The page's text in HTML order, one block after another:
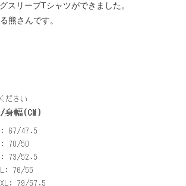
スリーブTシャツができました。
熊さんです。